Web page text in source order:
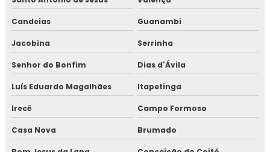
Candeias Guanambi
Jacobina Serrinha
Senhor do Bonfim Dias d'Ávila
Luís Eduardo Magalhães Itapetinga
Irecê Campo Formoso
Casa Nova Brumado